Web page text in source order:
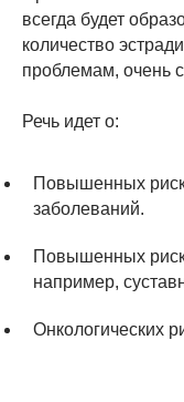
всегда будет
количество
проблемам, очень
Речь идет о:
Повышенных
заболеваний.
Повышенных
например,
Онкологических